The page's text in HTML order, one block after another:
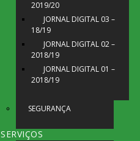
2019/20
JORNAL DIGITAL 03 –
18/19
JORNAL DIGITAL 02 –
2018/19
JORNAL DIGITAL 01 –
2018/19
SEGURANÇA
SERVIÇOS